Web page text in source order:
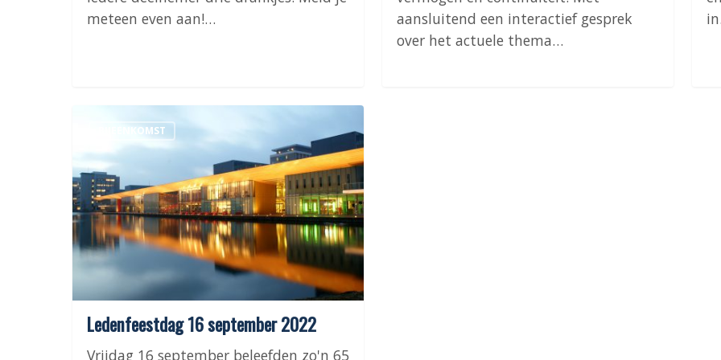
meteen even aan!…
aansluitend een interactief gesprek
over het actuele thema…
september
2022
BIJEENKOMST
Ledenfeestdag 16 september 2022
Vrijdag 16 september beleefden zo'n 65